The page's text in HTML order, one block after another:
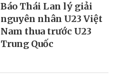
Báo Thái Lan lý giải
nguyên nhân U23 Việt
Nam thua trước U23
Trung Quốc